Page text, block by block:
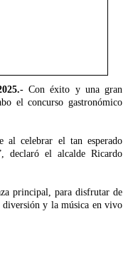
Con éxito y una gran
el concurso gastronómico
al celebrar el tan esperado
declaró el alcalde Ricardo
principal, para disfrutar de
diversión y la música en vivo